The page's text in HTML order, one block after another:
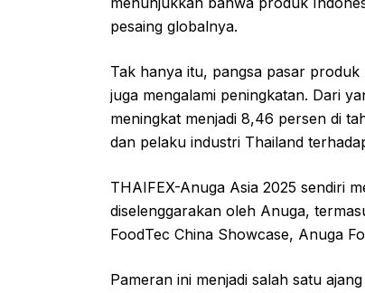
pesaing globalnya.
Tak hanya itu, pangsa pasar
juga mengalami peningkatan. Dari
meningkat menjadi 8,46 persen di
dan pelaku industri Thailand
THAIFEX-Anuga Asia 2025 sendiri
diselenggarakan oleh Anuga,
FoodTec China Showcase, Anuga
Pameran ini menjadi salah satu